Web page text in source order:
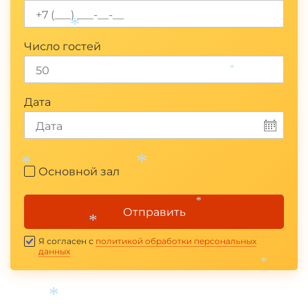
Число гостей
Дата
Основной зал
Отправить
Я согласен с политикой обработки персональных
данных
*
*
*